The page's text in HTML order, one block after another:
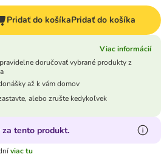
Pridať do košíkaPridať do košíka
Viac informácií
doručovať vybrané produkty z
až k vám domov
alebo zrušte kedykoľvek
tento produkt.
viac tu